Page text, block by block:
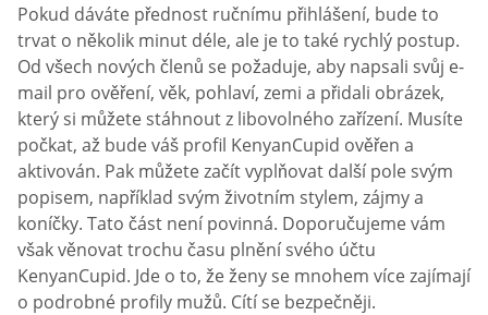
Pokud dáváte přednost ručnímu přihlášení, bude to
trvat o několik minut déle, ale je to také rychlý postup.
Od všech nových členů se požaduje, aby napsali svůj e-
mail pro ověření, věk, pohlaví, zemi a přidali obrázek,
který si můžete stáhnout z libovolného zařízení. Musíte
počkat, až bude váš profil KenyanCupid ověřen a
aktivován. Pak můžete začít vyplňovat další pole svým
popisem, například svým životním stylem, zájmy a
koníčky. Tato část není povinná. Doporučujeme vám
však věnovat trochu času plnění svého účtu
KenyanCupid. Jde o to, že ženy se mnohem více zajímají
o podrobné profily mužů. Cítí se bezpečněji.